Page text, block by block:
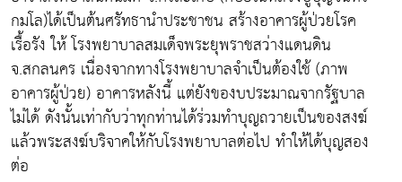
กมโล)ได้เป็นต้นศรัทธานำประชาชน สร้างอาคารผู้ป่วยโรค
เรื้อรัง ให้ โรงพยาบาลสมเด็จพระยุพราชสว่างแดนดิน
จ.สกลนคร เนื่องจากทางโรงพยาบาลจำเป็นต้องใช้ (ภาพ
อาคารผู้ป่วย) อาคารหลังนี้ แต่ยังของบประมาณจากรัฐบาล
ไม่ได้ ดังนั้นเท่ากับว่าทุกท่านได้ร่วมทำบุญถวายเป็นของสงฆ์
แล้วพระสงฆ์บริจาคให้กับโรงพยาบาลต่อไป ทำให้ได้บุญสอง
ต่อ